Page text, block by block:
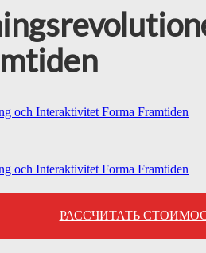
och Interaktivitet Forma Framtiden
och Interaktivitet Forma Framtiden
РАССЧИТАТЬ